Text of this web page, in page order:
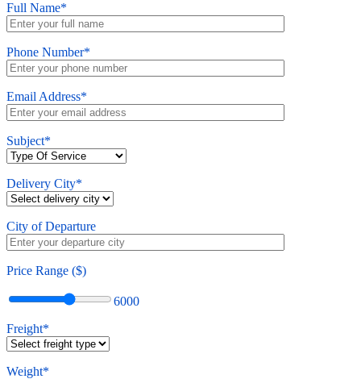
Full Name*
Phone Number*
Email Address*
Subject*
Delivery City*
City of Departure
Price Range ($)
6000
Freight*
Weight*